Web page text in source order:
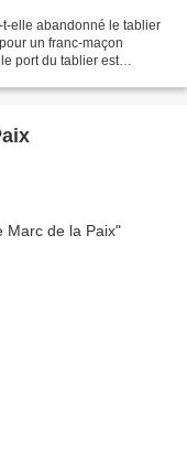
elle abandonné le tablier
un franc-maçon
port du tablier est